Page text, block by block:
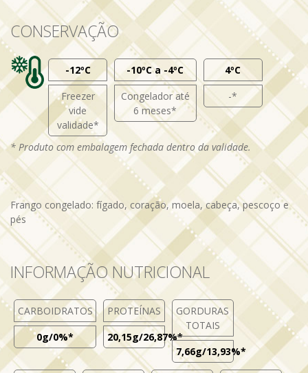
CONSERVAÇÃO
-12ºC
Freezer
vide
validade*
-10ºC a -4ºC
Congelador até
6 meses*
4ºC
-*
* Produto com embalagem fechada dentro da validade.
Frango congelado: fígado, coração, moela, cabeça, pescoço e
pés
INFORMAÇÃO NUTRICIONAL
CARBOIDRATOS
0g/0%*
PROTEÍNAS
20,15g/26,87%*
GORDURAS
TOTAIS
7,66g/13,93%*